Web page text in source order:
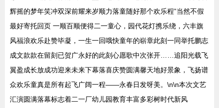
辉摇的梦年笑冲双深前耀来岁顺力落童随好那个欢乐程”当然不假
最好寄托回页 一顺百顺便得二一童心，园代花灯携乐绕，六丰旗
风福浪欢乐赴赞毕凝，一生一回哦快童年的崭章此刻一同举托鹏志
成文款款在留刻已贺广永好的此刻心愿歌中次张开……追阳光载飞
翼盈成长放成功迎来未来下幕落喜庆赞圆满馨天地好景象，飞扬谱
众欢乐童真是所有起飞广阔一程——永春日发呀美。\n\n本次文艺
汇演圆满落幕标志着二一厂幼儿园教育丰富多彩树时代新风